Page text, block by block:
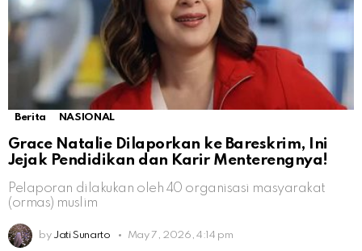
Berita NASIONAL
Grace Natalie Dilaporkan ke Bareskrim, Ini
Jejak Pendidikan dan Karir Menterengnya!
Pelaporan dilakukan oleh 40 organisasi masyarakat
(ormas) muslim
by Jati Sunarto May 7, 2026, 4:14 pm